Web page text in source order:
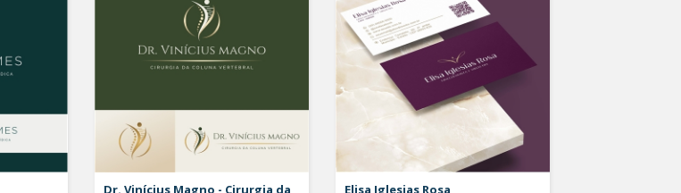
Dr. Vinícius Magno - Cirurgia da
Elisa Iglesias Rosa